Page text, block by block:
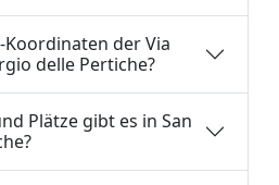
Koordinaten der Via
delle Pertiche?
Plätze gibt es in San